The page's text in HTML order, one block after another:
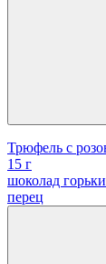
Трюфель с
15 г
шоколад
перец